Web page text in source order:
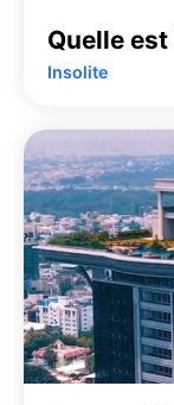
Quelle
Insolite